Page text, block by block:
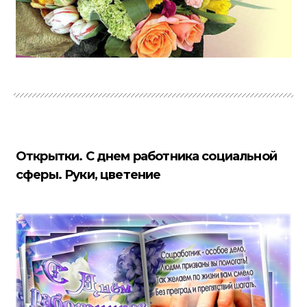
Открытки. С днем работника социальной
сферы. Руки, цветение